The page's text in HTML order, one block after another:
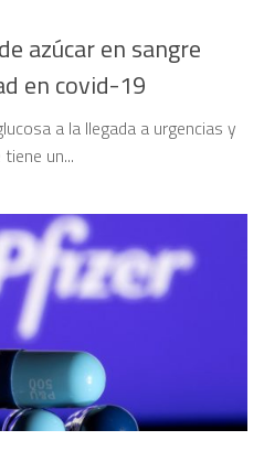
azúcar en sangre
en covid-19
a la llegada a urgencias y
un...